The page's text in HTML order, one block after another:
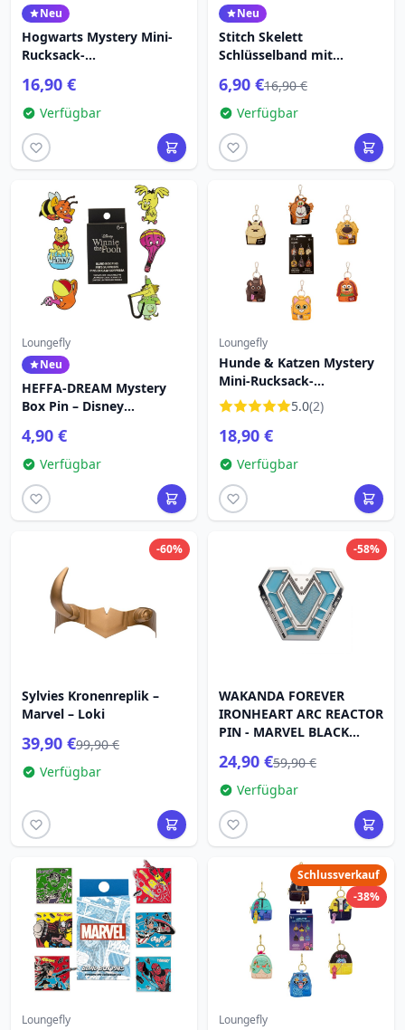
Neu
Hogwarts Mystery Mini-
Rucksack-
Potter Loungefly
16,90 €
Verfügbar
Neu
Stitch Skelett
Schlüsselband mit
Stitch
6,90 €16,90 €
Verfügbar
Loungefly
Neu
HEFFA-DREAM Mystery
Box Pin – Disney
4,90 €
Verfügbar
Loungefly
Hunde & Katzen Mystery
Mini-Rucksack-
Schlüsselanhänger -
Disney-Pixar Loungefly
5.0(2)
18,90 €
Verfügbar
-60%
Sylvies Kronenreplik –
Marvel – Loki
39,90 €99,90 €
Verfügbar
-58%
WAKANDA FOREVER
IRONHEART ARC REACTOR
PIN - MARVEL BLACK
24,90 €59,90 €
Verfügbar
Loungefly
Schlussverkauf
-38%
Loungefly